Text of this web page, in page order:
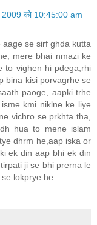
2009 को 10:45:00 am
se sirf ghda kutta
mere bhai nmazi ke
to vighen hi pdega,rhi
bina kisi porvagrhe se
paoge, aapki trhe
kmi niklne ke liye
vichro se prkhta tha,
hua to mene islam
dhrm he,aap iska or
ek din aap bhi ek din
ji se bhi prerna le
lokprye he.